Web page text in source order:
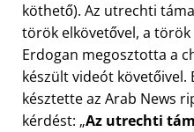
köthető). Az utrechti
török elkövetővel, a török
Erdogan megosztotta a
készült videót követőivel.
késztette az Arab News
kérdést: Az utrechti